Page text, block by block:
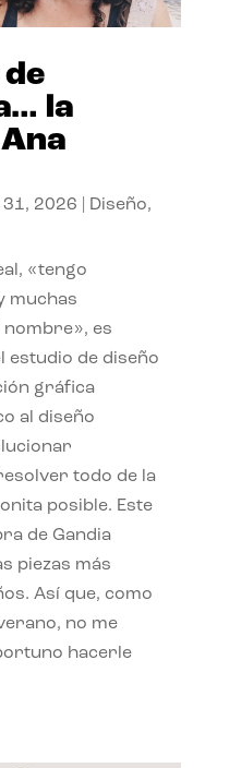
la
2026 Diseño,
«tengo
muchas
nombre», es
estudio de diseño
gráfica
al diseño
todo de la
posible. Este
de Gandia
piezas más
Así que, como
no me
hacerle